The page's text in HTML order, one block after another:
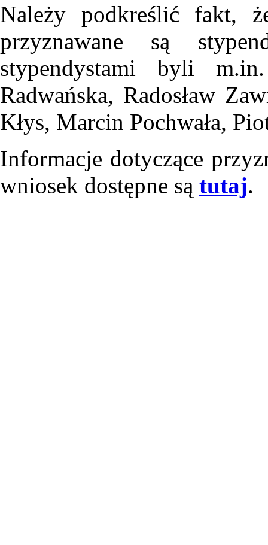
Należy podkreślić fakt,
przyznawane są
stypendystami byli
Radwańska, Radosław
Kłys, Marcin Pochwała,
Informacje dotyczące
wniosek dostępne są tutaj.